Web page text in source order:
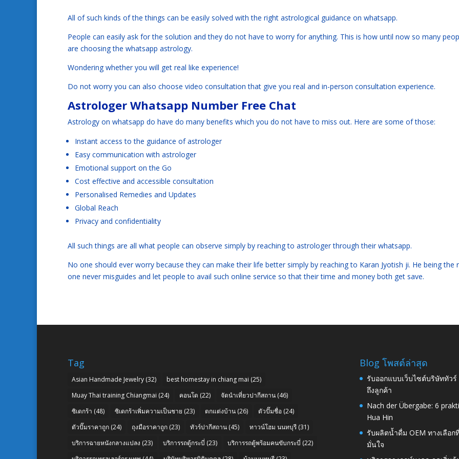
All of such kinds of the things can be easily solved with the right astrological guidance on whatsapp.
People can easily ask for the solution and they do not have to worry for anything. This is how until now so many
are choosing the whatsapp astrology.
Wondering whether you will get real like experience!
Do not worry you can also choose video consultation that give you real and in-person consultation experience.
Astrologer Whatsapp Number Free Chat
Astrology on whatsapp do have do many benefits which you do not have to miss out. Here are some of those:
Instant access to the guidance of astrologer
Easy communication with astrologer
Emotional support on the Go
Cost effective and accessible consultation
Personalised Remedies and Updates
Global Reach
Privacy and confidentiality
All such things are all what people can observe simply by reaching to astrologer through their whatsapp.
No one should ever worry because they can make their life better simply by reaching to Karan Jyotish ji. He being the
one never misguides and let people to avail such online service so that their time and money both get save.
Tag
Asian Handmade Jewelry (32) best homestay in chiang mai (25)
Muay Thai training Chiangmai (24) คอนโด (22) จัดนำเที่ยวปากีสถาน (46)
ซิเดกร้า (48) ซิเดกร้าเพิ่มความเป็นชาย (23) ตกแต่งบ้าน (26) ตัวปั๊มชื่อ (24)
ตัวปั๊มราคาถูก (24) ถุงมือราคาถูก (23) ทัวร์ปากีสถาน (45) ทาวน์โฮม นนทบุรี (31)
บริการฉายหนังกลางแปลง (23) บริการรถตู้กระบี่ (23) บริการรถตู้พร้อมคนขับกระบี่ (22)
Blog โพสต์ล่าสุด
รับออกแบบเว็บไซต์บริษัททัวร์
ถึงลูกค้า
Nach der Übergabe: 6
Hua Hin
รับผลิตน้ำดื่ม OEM ทางเลือ
มั่นใจ